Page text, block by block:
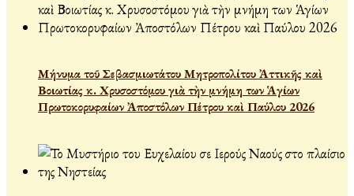
Μήνυμα τοῦ Σεβασμιωτάτου Μητροπολίτου Ἀττικῆς καὶ
Βοιωτίας κ. Χρυσοστόμου γιὰ τὴν μνήμη των Ἁγίων
Πρωτοκορυφαίων Ἀποστόλων Πέτρου καὶ Παύλου 2026